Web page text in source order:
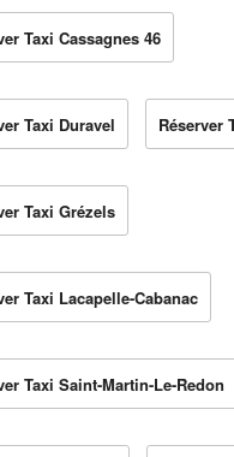
Taxi Cassagnes 46
Taxi Duravel Réserver
Taxi Grézels
Taxi Lacapelle-Cabanac
Taxi Saint-Martin-Le-Redon